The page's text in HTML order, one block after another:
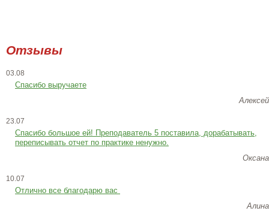
Отзывы
03.08
Спасибо выручаете
Алексей
23.07
Cпасибо большое ей! Преподаватель 5 поставила, дорабатывать,
переписывать отчет по практике ненужно.
Оксана
10.07
Отлично все благодарю вас
Алина